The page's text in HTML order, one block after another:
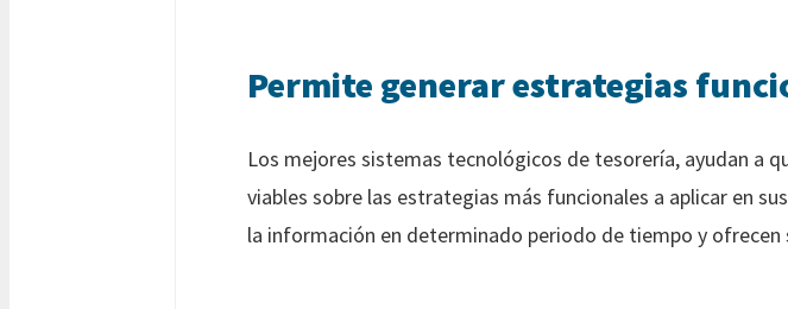
Permite generar estrategias
Los mejores sistemas tecnológicos de tesorería, ayudan a
viables sobre las estrategias más funcionales a aplicar en
la información en determinado periodo de tiempo y ofrecen